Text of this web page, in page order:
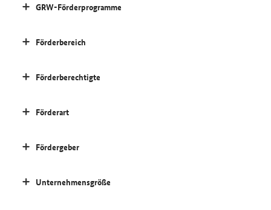
GRW-Förderprogramme
Förderbereich
Förderberechtigte
Förderart
Fördergeber
Unternehmensgröße